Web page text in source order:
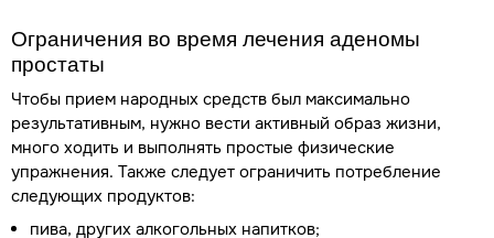
Ограничения во время лечения аденомы
простаты
Чтобы прием народных средств был максимально
результативным, нужно вести активный образ жизни,
много ходить и выполнять простые физические
упражнения. Также следует ограничить потребление
следующих продуктов:
пива, других алкогольных напитков;